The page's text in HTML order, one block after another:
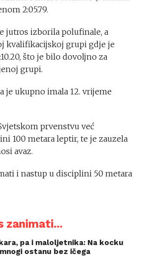
2:05.79.
jutros izborila polufinale, a
kvalifikacijskoj grupi gdje je
što je bilo dovoljno za
grupi.
je ukupno imala 12. vrijeme
prvenstvu već
100 metara leptir, te je zauzela
avaz.
i nastup u disciplini 50 metara
zanimati...
pa i maloljetnika: Na kocku
ostanu bez ičega